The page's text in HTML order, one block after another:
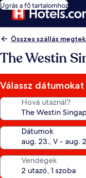
Ugrás a fő tartalomhoz
Összes szállás
The Westin
Válassz
Hová utaznál?
Dátumok
Vendégek